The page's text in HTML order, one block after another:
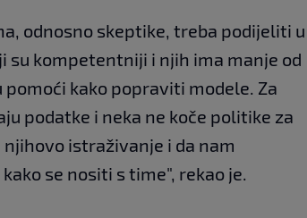
odnosno skeptike, treba podijeliti u
su kompetentniji i njih ima manje od
kako popraviti modele. Za
podatke i neka ne koče politike za
istraživanje i da nam
se nositi s time", rekao je.